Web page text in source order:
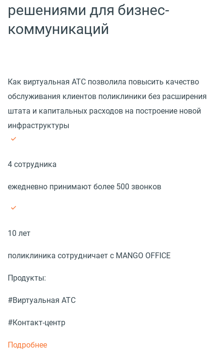
решениями для бизнес-
коммуникаций
Как виртуальная АТС позволила повысить качество
обслуживания клиентов поликлиники без расширения
штата и капитальных расходов на построение новой
инфраструктуры
4 сотрудника
ежедневно принимают более 500 звонков
10 лет
поликлиника сотрудничает с MANGO OFFICE
Продукты:
#Виртуальная АТС
#Контакт-центр
Подробнее